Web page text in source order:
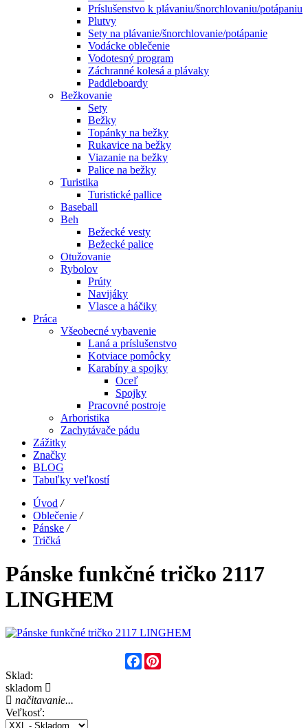
Príslušenstvo k plávaniu/šnorchlovaniu/potápaniu
Plutvy
Sety na plávanie/šnorchlovanie/potápanie
Vodácke oblečenie
Vodotesný program
Záchranné kolesá a plávaky
Paddleboardy
Bežkovanie
Sety
Bežky
Topánky na bežky
Rukavice na bežky
Viazanie na bežky
Palice na bežky
Turistika
Turistické pallice
Baseball
Beh
Bežecké vesty
Bežecké palice
Otužovanie
Rybolov
Prúty
Navijáky
Vlasce a háčiky
Práca
Všeobecné vybavenie
Laná a príslušenstvo
Kotviace pomôcky
Karabíny a spojky
Oceľ
Spojky
Pracovné postroje
Arboristika
Zachytávače pádu
Zážitky
Značky
BLOG
Tabuľky veľkostí
Úvod /
Oblečenie /
Pánske /
Tričká
Pánske funkčné tričko 2117
LINGHEM
Facebook
Sklad:
skladom
načitavanie...
Veľkosť: